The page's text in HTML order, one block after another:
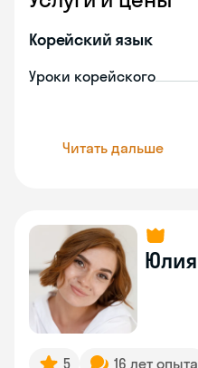
Корейский язык
Уроки корейского
Читать дальше
Юлия
5 16 лет опыта